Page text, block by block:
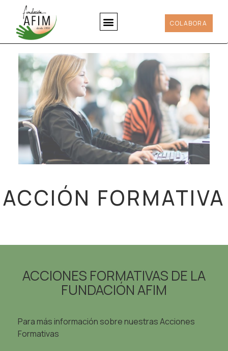
COLABORA
ACCIÓN FORMATIVA
ACCIONES FORMATIVAS DE LA
FUNDACIÓN AFIM
Para más información sobre nuestras Acciones
Formativas